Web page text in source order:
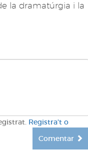
la dramatúrgia i la
Registra't o
Comentar